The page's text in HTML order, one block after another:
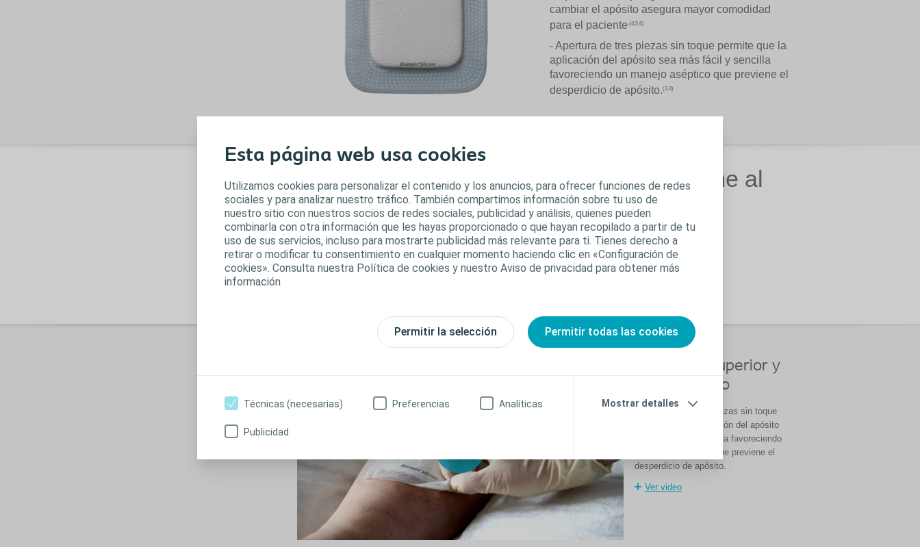
Esta página web usa cookies
Utilizamos cookies para personalizar el contenido y los anuncios, para ofrecer funciones de redes
sociales y para analizar nuestro tráfico. También compartimos información sobre tu uso de
nuestro sitio con nuestros socios de redes sociales, publicidad y análisis, quienes pueden
combinarla con otra información que les hayas proporcionado o que hayan recopilado a partir de tu
uso de sus servicios, incluso para mostrarte publicidad más relevante para ti. Tienes derecho a
retirar o modificar tu consentimiento en cualquier momento haciendo clic en «Configuración de
cookies». Consulta nuestra Política de cookies y nuestro Aviso de privacidad para obtener más
información
Permitir la selección Permitir todas las cookies
Técnicas (necesarias) Preferencias Analíticas
Publicidad
Mostrar detalles
cambiar el apósito asegura mayor comodidad
para el paciente .(4,5,6)
- Apertura de tres piezas sin toque permite que la
aplicación del apósito sea más fácil y sencilla
favoreciendo un manejo aséptico que previene el
desperdicio de apósito.(3,4)
Para mayor información, llame al
0800-777-7008
Absorción superior y
ajuste seguro
La apertura de tres piezas sin toque
permite que la aplicación del apósito
sea más fácil y sencilla favoreciendo
un manejo aséptico que previene el
desperdicio de apósito.
Ver video